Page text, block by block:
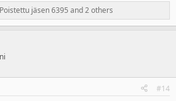
Poistettu jäsen 6395 and 2 others
#14